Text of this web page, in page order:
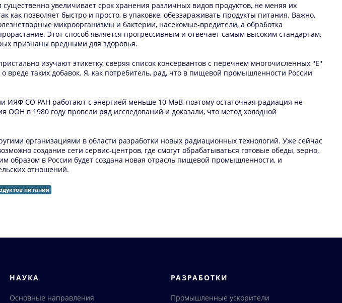
увеличивает срок хранения различных видов продуктов, не меняя их
как позволяет быстро и просто, в упаковке, обеззараживать продукты питания. Важно,
микроорганизмы и бактерии, насекомые-вредители, а обработка
Этот способ является прогрессивным и отвечает самым высоким стандартам,
признаны вредными для здоровья.
изучают этикетку, сверяя список консервантов с перечнем многочисленных ''Е''
таких добавок. Я, как потребитель, рад, что в пищевой промышленности России
ИЯФ СО РАН работают с энергией меньше 10 МэВ, поэтому остаточная радиация не
ООН в 1980 году провели ряд исследований и доказали, что метод холодной
организациями в области разработки новых радиационных технологий. Уже сейчас
создание сети сервис-центров, где смогут обрабатываться готовые обеды, зерно,
образом в России будет создана новая отрасль пищевой промышленности, и
отношений.
питания
НАУКА
Основные направления
РАЗРАБОТКИ
Промышленные ускорители